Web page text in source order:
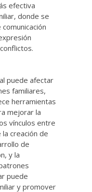
efectiva
donde se
puede afectar
familiares,
herramientas
mejorar la
vínculos entre
creación de
de
y la
puede
y promover